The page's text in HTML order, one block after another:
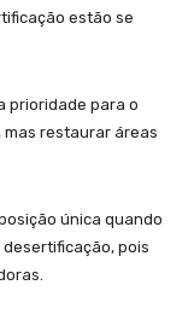
estão se
prioridade para o
mas restaurar áreas
única quando
pois